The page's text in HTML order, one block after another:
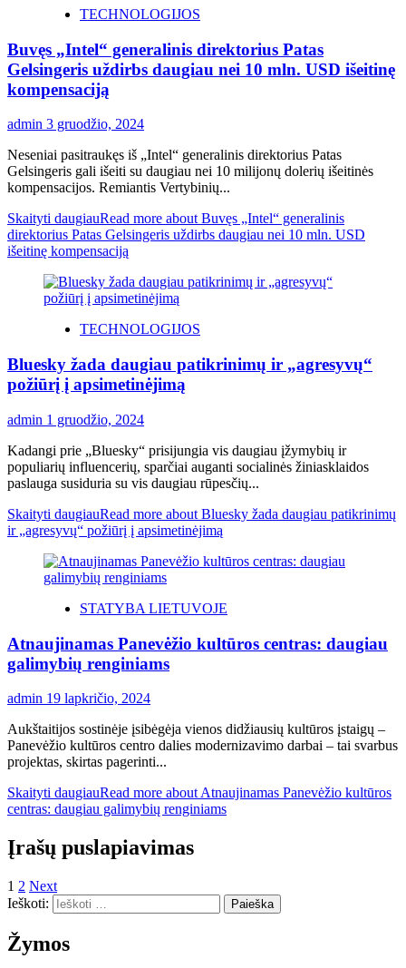
TECHNOLOGIJOS
Buvęs „Intel“ generalinis direktorius Patas
Gelsingeris uždirbs daugiau nei 10 mln. USD išeitinę
kompensaciją
admin 3 gruodžio, 2024
Neseniai pasitraukęs iš „Intel“ generalinis direktorius Patas
Gelsingeris gali išeiti su daugiau nei 10 milijonų dolerių išeitinės
kompensacijos. Remiantis Vertybinių...
Skaityti daugiauRead more about Buvęs „Intel“ generalinis
direktorius Patas Gelsingeris uždirbs daugiau nei 10 mln. USD
išeitinę kompensaciją
TECHNOLOGIJOS
Bluesky žada daugiau patikrinimų ir „agresyvų“
požiūrį į apsimetinėjimą
admin 1 gruodžio, 2024
Kadangi prie „Bluesky“ prisijungia vis daugiau įžymybių ir
populiarių influencerių, sparčiai auganti socialinės žiniasklaidos
paslauga susiduria su vis daugiau rūpesčių...
Skaityti daugiauRead more about Bluesky žada daugiau patikrinimų
ir „agresyvų“ požiūrį į apsimetinėjimą
STATYBA LIETUVOJE
Atnaujinamas Panevėžio kultūros centras: daugiau
galimybių renginiams
admin 19 lapkričio, 2024
Aukštaitijos sostinėje įsibėgėja vienos didžiausių kultūros įstaigų –
Panevėžio kultūros centro dalies modernizavimo darbai – tai svarbus
projektas, skirtas pagerinti...
Skaityti daugiauRead more about Atnaujinamas Panevėžio kultūros
centras: daugiau galimybių renginiams
Įrašų puslapiavimas
1 2 Next
Ieškoti:
Žymos